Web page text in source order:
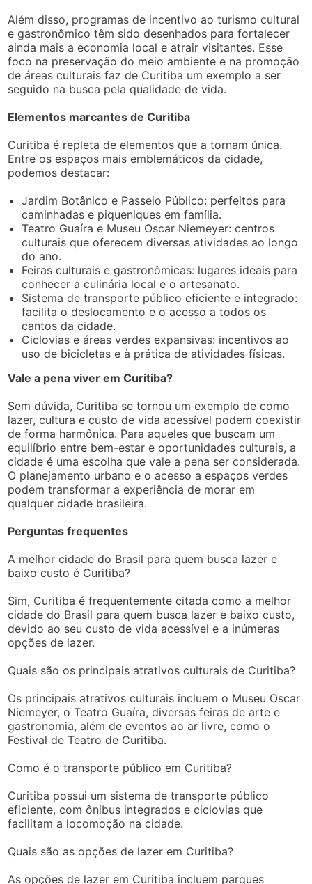
Além disso, programas de incentivo ao turismo cultural
e gastronômico têm sido desenhados para fortalecer
ainda mais a economia local e atrair visitantes. Esse
foco na preservação do meio ambiente e na promoção
de áreas culturais faz de Curitiba um exemplo a ser
seguido na busca pela qualidade de vida.
Elementos marcantes de Curitiba
Curitiba é repleta de elementos que a tornam única.
Entre os espaços mais emblemáticos da cidade,
podemos destacar:
Jardim Botânico e Passeio Público: perfeitos para
caminhadas e piqueniques em família.
Teatro Guaíra e Museu Oscar Niemeyer: centros
culturais que oferecem diversas atividades ao longo
do ano.
Feiras culturais e gastronômicas: lugares ideais para
conhecer a culinária local e o artesanato.
Sistema de transporte público eficiente e integrado:
facilita o deslocamento e o acesso a todos os
cantos da cidade.
Ciclovias e áreas verdes expansivas: incentivos ao
uso de bicicletas e à prática de atividades físicas.
Vale a pena viver em Curitiba?
Sem dúvida, Curitiba se tornou um exemplo de como
lazer, cultura e custo de vida acessível podem coexistir
de forma harmônica. Para aqueles que buscam um
equilíbrio entre bem-estar e oportunidades culturais, a
cidade é uma escolha que vale a pena ser considerada.
O planejamento urbano e o acesso a espaços verdes
podem transformar a experiência de morar em
qualquer cidade brasileira.
Perguntas frequentes
A melhor cidade do Brasil para quem busca lazer e
baixo custo é Curitiba?
Sim, Curitiba é frequentemente citada como a melhor
cidade do Brasil para quem busca lazer e baixo custo,
devido ao seu custo de vida acessível e a inúmeras
opções de lazer.
Quais são os principais atrativos culturais de Curitiba?
Os principais atrativos culturais incluem o Museu Oscar
Niemeyer, o Teatro Guaíra, diversas feiras de arte e
gastronomia, além de eventos ao ar livre, como o
Festival de Teatro de Curitiba.
Como é o transporte público em Curitiba?
Curitiba possui um sistema de transporte público
eficiente, com ônibus integrados e ciclovias que
facilitam a locomoção na cidade.
Quais são as opções de lazer em Curitiba?
As opções de lazer em Curitiba incluem parques